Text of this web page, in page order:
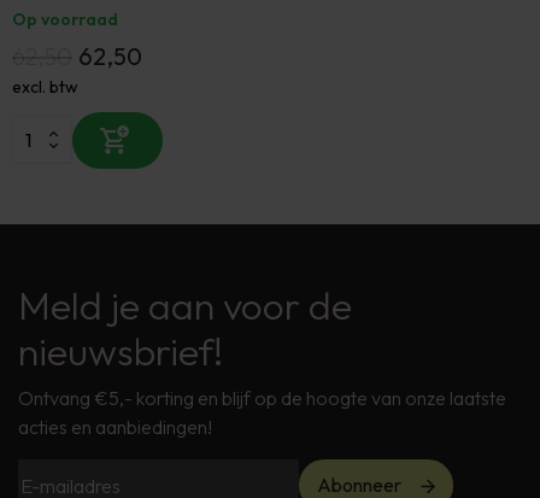
Op voorraad
62,50
excl. btw
Meld je aan voor de
nieuwsbrief!
Ontvang €5,- korting en blijf op de hoogte van onze laatste
acties en aanbiedingen!
Abonneer